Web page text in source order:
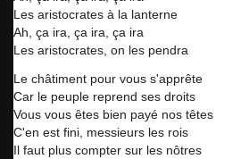
Les aristocrates à la lanterne
Ah, ça ira, ça ira, ça ira
Les aristocrates, on les pendra
Le châtiment pour vous s'apprête
Car le peuple reprend ses droits
Vous vous êtes bien payé nos têtes
C'en est fini, messieurs les rois
Il faut plus compter sur les nôtres